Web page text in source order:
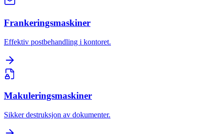
Frankeringsmaskiner
Effektiv postbehandling i kontoret.
Makuleringsmaskiner
Sikker destruksjon av dokumenter.